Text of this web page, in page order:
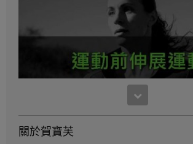
在開始任何減重計劃前，任何人都應該首
見。Herbalife® 產品只能輔助減重及控制
飲食控制才是減重的最佳方法。雖然某些
品可以取代部分日常膳食，但不能完全取
每人每日最少要適度攝取一次正餐。
健康活躍新生活影片_運動前伸展熱身示範
關於賀寶芙